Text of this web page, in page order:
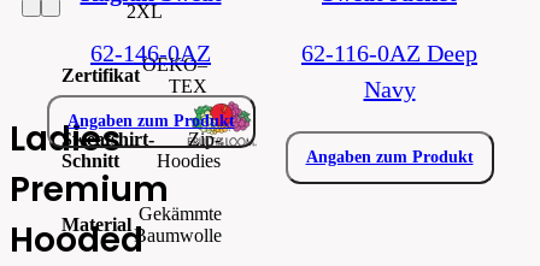
Ladies
Premium
Hooded
2XL
Zertifikat
OEKO–
TEX
Sweatshirt-
Schnitt
Zip-
Hoodies
Material
Gekämmte
Baumwolle
62-146-0AZ
Angaben zum Produkt
62-116-0AZ Deep
Navy
Angaben zum Produkt